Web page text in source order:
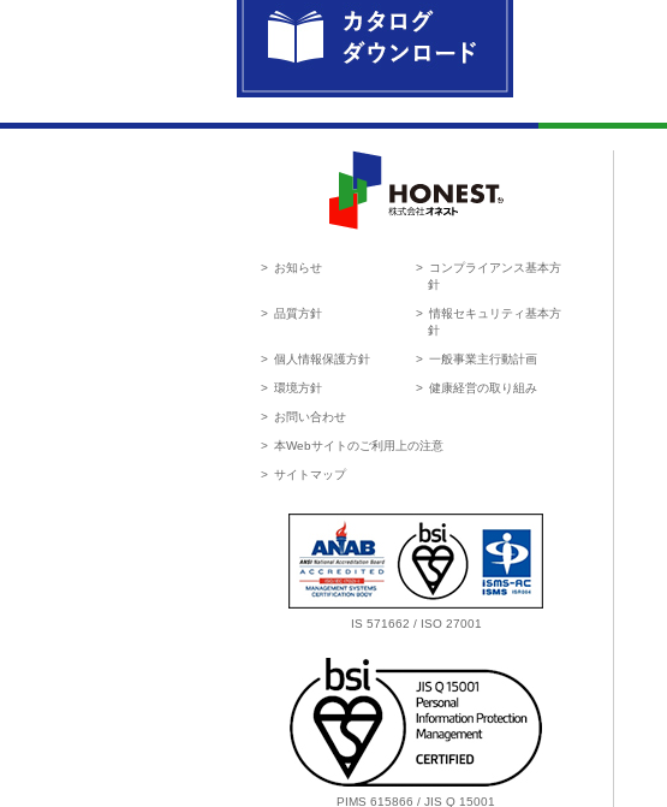
お知らせ
コンプライアンス基本方
針
品質方針
情報セキュリティ基本方
針
個人情報保護方針 一般事業主行動計画
環境方針 健康経営の取り組み
お問い合わせ
本Webサイトのご利用上の注意
サイトマップ
IS 571662 / ISO 27001
PIMS 615866 / JIS Q 15001